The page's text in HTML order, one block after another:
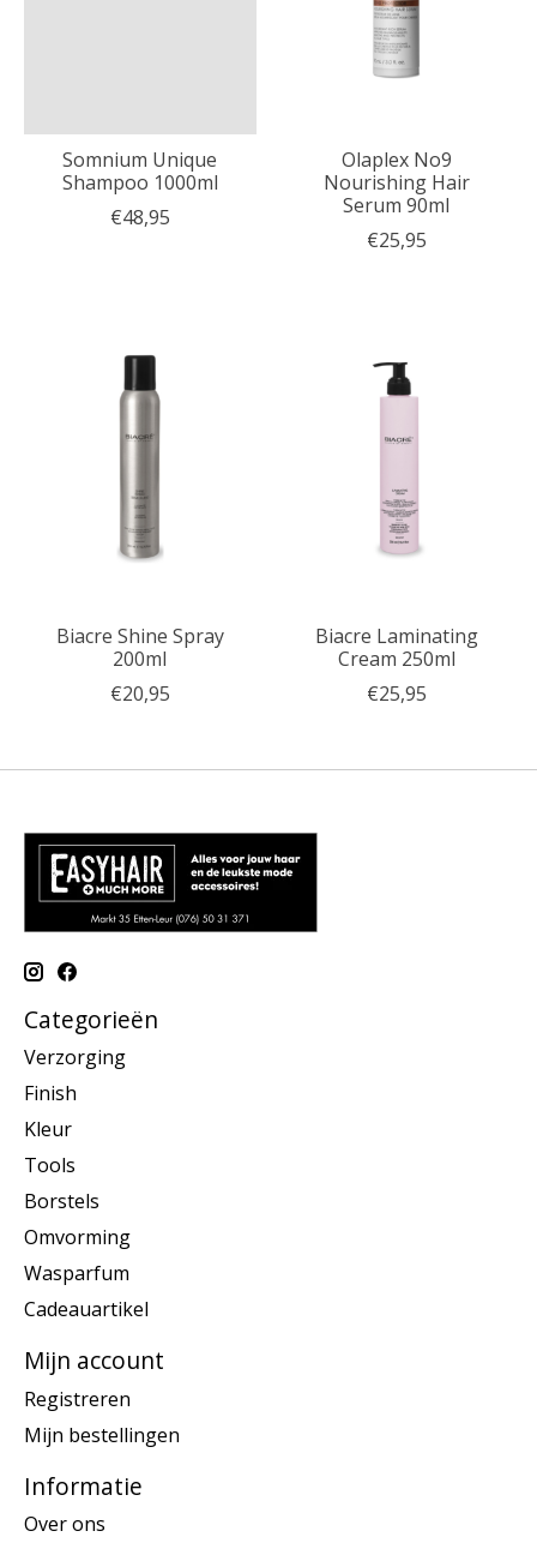
Somnium Unique
Shampoo 1000ml
€48,95
Olaplex No9
Nourishing Hair
Serum 90ml
€25,95
Biacre Shine Spray
200ml
€20,95
Biacre Laminating
Cream 250ml
€25,95
Categorieën
Verzorging
Finish
Kleur
Tools
Borstels
Omvorming
Wasparfum
Cadeauartikel
Mijn account
Registreren
Mijn bestellingen
Informatie
Over ons